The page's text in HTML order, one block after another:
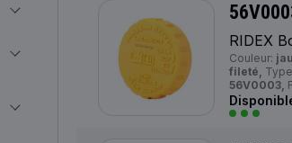
RIDEX
Couleur:
fileté,
56V0003,